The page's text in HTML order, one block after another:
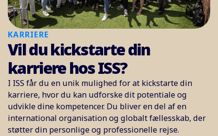
KARRIERE
Vil du kickstarte din
karriere hos ISS?
I ISS får du en unik mulighed for at kickstarte din
karriere, hvor du kan udforske dit potentiale og
udvikle dine kompetencer. Du bliver en del af en
international organisation og globalt fællesskab, der
støtter din personlige og professionelle rejse.